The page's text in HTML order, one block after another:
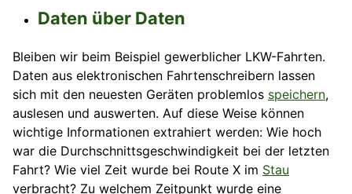
Daten über Daten
Bleiben wir beim Beispiel gewerblicher LKW-Fahrten.
Daten aus elektronischen Fahrtenschreibern lassen
sich mit den neuesten Geräten problemlos speichern,
auslesen und auswerten. Auf diese Weise können
wichtige Informationen extrahiert werden: Wie hoch
war die Durchschnittsgeschwindigkeit bei der letzten
Fahrt? Wie viel Zeit wurde bei Route X im Stau
verbracht? Zu welchem Zeitpunkt wurde eine